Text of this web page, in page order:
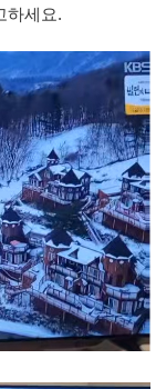
하세요.